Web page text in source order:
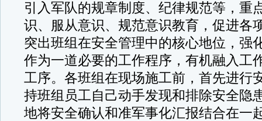
引入军队的规章制度、纪律规范等，重
识、服从意识、规范意识教育，促进各
突出班组在安全管理中的核心地位，强
作为一道必要的工作程序，有机融入工
工序。各班组在现场施工前，首先进行
持班组员工自己动手发现和排除安全隐
地将安全确认和准军事化汇报结合在一